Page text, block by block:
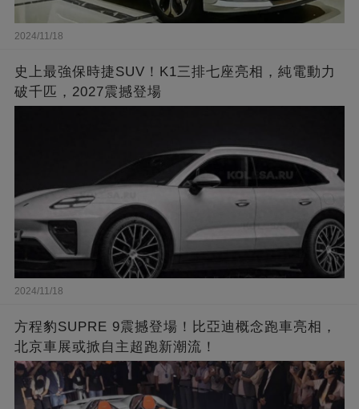
2024/11/18
史上最強保時捷SUV！K1三排七座亮相，純電動力
破千匹，2027震撼登場
2024/11/18
方程豹SUPRE 9震撼登場！比亞迪概念跑車亮相，
北京車展或掀自主超跑新潮流！